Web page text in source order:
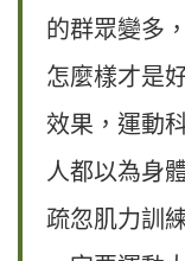
的群眾變多
怎麼樣才是
效果，運動
人都以為身
疏忽肌力訓